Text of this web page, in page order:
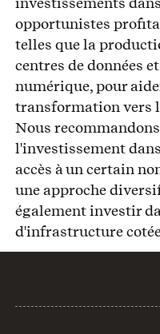
opportunistes
telles que la
centres de données
numérique, pour
transformation vers
Nous
l'investissement
accès à un certain
une approche
également investir
d'infrastructure